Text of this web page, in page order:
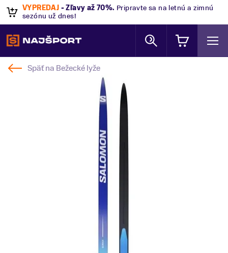
VÝPREDAJ - Zľavy až 70%. Pripravte sa na letnú a zimnú
sezónu už dnes!
Späť na Bežecké lyže